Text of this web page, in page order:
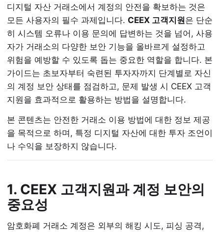
디지털 자산 거래소에서 계정의 안전을 확보하는 것은
모든 사용자의 필수 과제입니다. CEEX 고객지원은 단순
히 시스템 오류나 이용 문의에 답변하는 것을 넘어, 사용
자가 거래소의 다양한 보안 기능을 올바르게 설정하고
위험을 예방할 수 있도록 돕는 중요한 역할을 합니다. 본
가이드는 초보자부터 숙련된 투자자까지 단계별로 자신
의 계정 보안 상태를 점검하고, 문제 발생 시 CEEX 고객
지원을 효과적으로 활용하는 방법을 설명합니다.
본 콘텐츠는 안전한 거래소 이용 방법에 대한 정보 제공
을 목적으로 하며, 특정 디지털 자산에 대한 투자 조언이
나 수익을 보장하지 않습니다.
1. CEEX 고객지원과 계정 보안의
중요성
암호화폐 거래소 계정은 외부의 해킹 시도, 피싱 공격,